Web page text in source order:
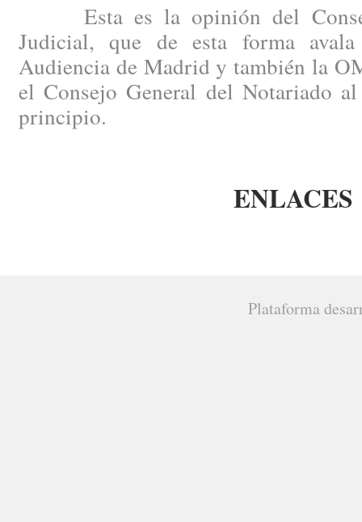
Esta es la opinión del
Judicial, que de esta forma
Audiencia de Madrid y también la
el Consejo General del Notariado
principio.
ENLACES
Plataforma